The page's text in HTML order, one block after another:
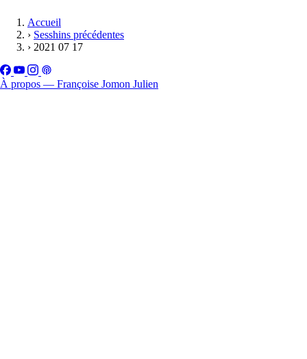
Accueil
› Sesshins précédentes
› 2021 07 17
À propos — Françoise Jomon Julien